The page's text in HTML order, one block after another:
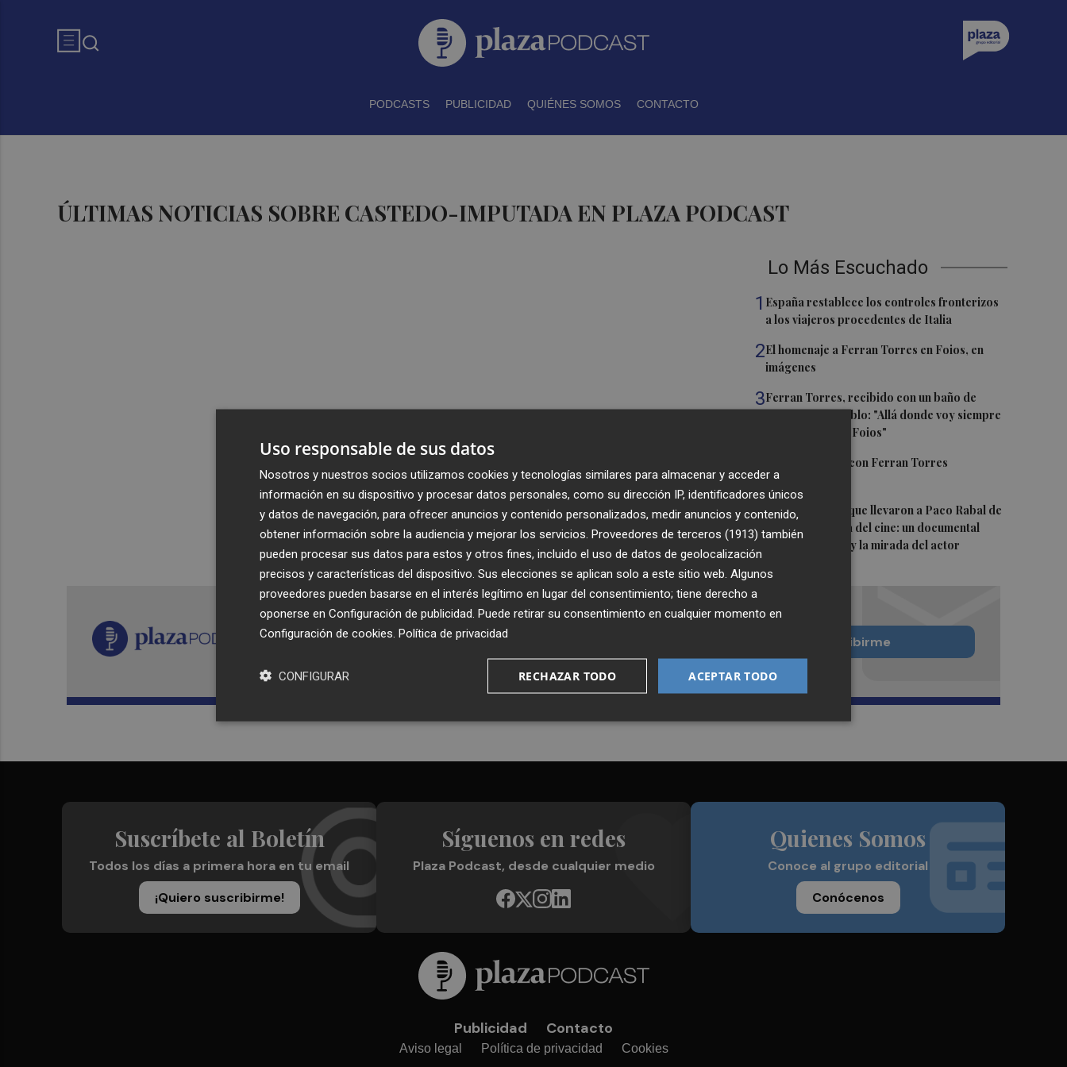
PODCASTS PUBLICIDAD QUIÉNES SOMOS CONTACTO
ÚLTIMAS NOTICIAS SOBRE CASTEDO-IMPUTADA EN PLAZA PODCAST
Lo Más Escuchado
1 España restablece los controles fronterizos
a los viajeros procedentes de Italia
2El homenaje a Ferran Torres en Foios, en
imágenes
3Ferran Torres, recibido con un baño de
masas en su pueblo: "Allá donde voy siempre
digo que soy de Foios"
Foios se vuelca con Ferran Torres
5Las '200 vidas' que llevaron a Paco Rabal de
Águilas a la cima del cine: un documental
recupera la voz y la mirada del actor
Recibe toda la actualidad de
Plaza Podcast en tu correo
Quiero suscribirme
Suscríbete al Boletín
Todos los días a primera hora en tu email
¡Quiero suscribirme!
Síguenos en redes
Plaza Podcast, desde cualquier medio
Quienes Somos
Conoce al grupo editorial
Conócenos
Publicidad Contacto
Aviso legal Política de privacidad Cookies
Uso responsable de sus datos
Nosotros y nuestros socios utilizamos cookies y tecnologías similares para almacenar y acceder a
información en su dispositivo y procesar datos personales, como su dirección IP, identificadores únicos
y datos de navegación, para ofrecer anuncios y contenido personalizados, medir anuncios y contenido,
obtener información sobre la audiencia y mejorar los servicios. Proveedores de terceros (1913) también
pueden procesar sus datos para estos y otros fines, incluido el uso de datos de geolocalización
precisos y características del dispositivo. Sus elecciones se aplican solo a este sitio web. Algunos
proveedores pueden basarse en el interés legítimo en lugar del consentimiento; tiene derecho a
oponerse en Configuración de publicidad . Puede retirar su consentimiento en cualquier momento en
Configuración de cookies Política de privacidad
ACEPTAR TODO
RECHAZAR TODO
CONFIGURAR